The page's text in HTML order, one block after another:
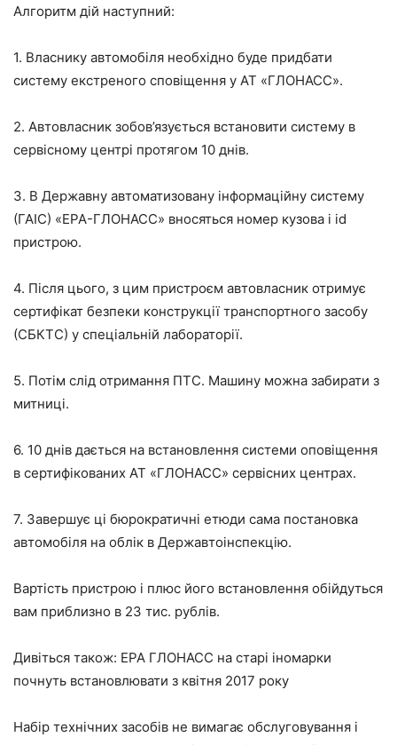
Алгоритм дій наступний:
1. Власнику автомобіля необхідно буде придбати
систему екстреного сповіщення у АТ «ГЛОНАСС».
2. Автовласник зобов’язується встановити систему в
сервісному центрі протягом 10 днів.
3. В Державну автоматизовану інформаційну систему
(ГАІС) «ЕРА-ГЛОНАСС» вносяться номер кузова і id
пристрою.
4. Після цього, з цим пристроєм автовласник отримує
сертифікат безпеки конструкції транспортного засобу
(СБКТС) у спеціальній лабораторії.
5. Потім слід отримання ПТС. Машину можна забирати з
митниці.
6. 10 днів дається на встановлення системи оповіщення
в сертифікованих АТ «ГЛОНАСС» сервісних центрах.
7. Завершує ці бюрократичні етюди сама постановка
автомобіля на облік в Державтоінспекцію.
Вартість пристрою і плюс його встановлення обійдуться
вам приблизно в 23 тис. рублів.
Дивіться також: ЕРА ГЛОНАСС на старі іномарки
почнуть встановлювати з квітня 2017 року
Набір технічних засобів не вимагає обслуговування і